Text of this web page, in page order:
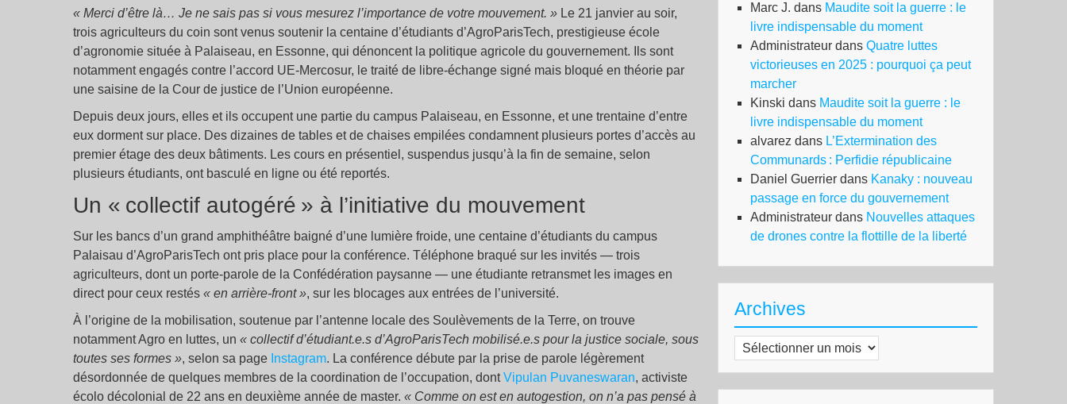
« Merci d’être là… Je ne sais pas si vous mesurez l’importance de votre mouvement. » Le 21 janvier au soir,
trois agriculteurs du coin sont venus soutenir la centaine d’étudiants d’AgroParisTech, prestigieuse école
d’agronomie située à Palaiseau, en Essonne, qui dénoncent la politique agricole du gouvernement. Ils sont
notamment engagés contre l’accord UE-Mercosur, le traité de libre-échange signé mais bloqué en théorie par
une saisine de la Cour de justice de l’Union européenne.
Depuis deux jours, elles et ils occupent une partie du campus Palaiseau, en Essonne, et une trentaine d’entre
eux dorment sur place. Des dizaines de tables et de chaises empilées condamnent plusieurs portes d’accès au
premier étage des deux bâtiments. Les cours en présentiel, suspendus jusqu’à la fin de semaine, selon
plusieurs étudiants, ont basculé en ligne ou été reportés.
Un « collectif autogéré » à l’initiative du mouvement
Sur les bancs d’un grand amphithéâtre baigné d’une lumière froide, une centaine d’étudiants du campus
Palaisau d’AgroParisTech ont pris place pour la conférence. Téléphone braqué sur les invités — trois
agriculteurs, dont un porte-parole de la Confédération paysanne — une étudiante retransmet les images en
direct pour ceux restés « en arrière-front », sur les blocages aux entrées de l’université.
À l’origine de la mobilisation, soutenue par l’antenne locale des Soulèvements de la Terre, on trouve
notamment Agro en luttes, un « collectif d’étudiant.e.s d’AgroParisTech mobilisé.e.s pour la justice sociale, sous
toutes ses formes », selon sa page Instagram. La conférence débute par la prise de parole légèrement
désordonnée de quelques membres de la coordination de l’occupation, dontVipulan Puvaneswaran, activiste
écolo décolonial de 22 ans en deuxième année de master. « Comme on est en autogestion, on n’a pas pensé à
Marc J. dans Maudite soit la guerre : le
livre indispensable du moment
Administrateur dans Quatre luttes
victorieuses en 2025 : pourquoi ça peut
marcher
Kinski dans Maudite soit la guerre : le
livre indispensable du moment
alvarez dans L’Extermination des
Communards : Perfidie républicaine
Daniel Guerrier dans Kanaky : nouveau
passage en force du gouvernement
Administrateur dans Nouvelles attaques
de drones contre la flottille de la liberté
Archives
Archives